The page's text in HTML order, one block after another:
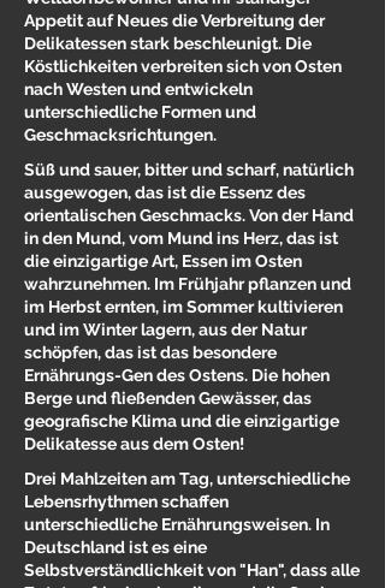
Appetit auf Neues die Verbreitung der
Delikatessen stark beschleunigt. Die
Köstlichkeiten verbreiten sich von Osten
nach Westen und entwickeln
unterschiedliche Formen und
Geschmacksrichtungen.
Süß und sauer, bitter und scharf, natürlich
ausgewogen, das ist die Essenz des
orientalischen Geschmacks. Von der Hand
in den Mund, vom Mund ins Herz, das ist
die einzigartige Art, Essen im Osten
wahrzunehmen. Im Frühjahr pflanzen und
im Herbst ernten, im Sommer kultivieren
und im Winter lagern, aus der Natur
schöpfen, das ist das besondere
Ernährungs-Gen des Ostens. Die hohen
Berge und fließenden Gewässer, das
geografische Klima und die einzigartige
Delikatesse aus dem Osten!
Drei Mahlzeiten am Tag, unterschiedliche
Lebensrhythmen schaffen
unterschiedliche Ernährungsweisen. In
Deutschland ist es eine
Selbstverständlichkeit von "Han", dass alle